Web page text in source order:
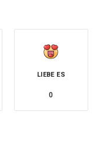
LIEBE ES
0